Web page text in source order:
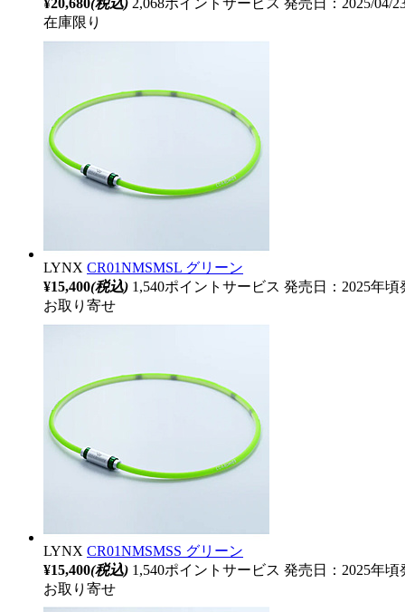
¥20,680(税込) 2,068ポイントサービス 発売日：2025/04/
在庫限り
LYNX CR01NMSMSL グリーン
¥15,400(税込) 1,540ポイントサービス 発売日：2025年頃
お取り寄せ
LYNX CR01NMSMSS グリーン
¥15,400(税込) 1,540ポイントサービス 発売日：2025年頃
お取り寄せ